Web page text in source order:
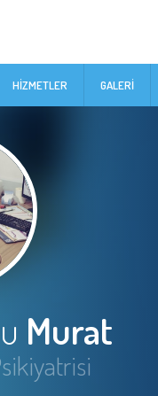
HIZMETLER GALERI
Murat